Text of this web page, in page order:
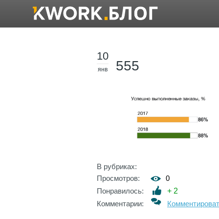
10
янв 555
В рубриках:
Просмотров:
0
Понравилось:
+ 2
Комментарии: